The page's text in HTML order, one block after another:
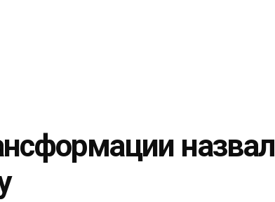
назвал